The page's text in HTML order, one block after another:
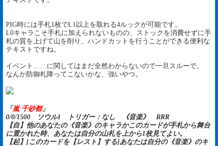
PIG時には手札1枚でL1以上を取れる4ルックが可能です。
L0キャラこそ手札に加えられないものの、ストックを消費せずに手
札の質を上げて山を削り、ハンドカットを行うことができる便利な
テキストですね。
イベント……に関してはまだ全然わからないので一旦スルーで。
なんか防御札降ってこないかな、強いやつ。
「 嵐 千砂都」
0/0/1500 ソウル1 トリガー：なし 《音楽》 RRR
【自】他のあなたの《音楽》のキャラかこのカードが手札から舞台
に置かれた時、あなたは自分の山札を上から1枚見てよい。
【起】[このカードを【レスト】する]あなたは自分の《音楽》のキ